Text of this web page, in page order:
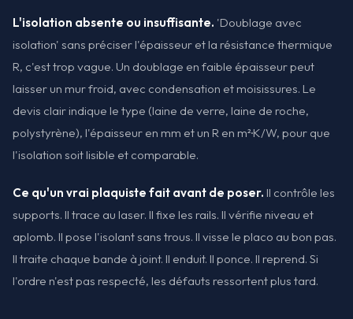
L'isolation absente ou insuffisante. 'Doublage avec
isolation' sans préciser l'épaisseur et la résistance thermique
R, c'est trop vague. Un doublage en faible épaisseur peut
laisser un mur froid, avec condensation et moisissures. Le
devis clair indique le type (laine de verre, laine de roche,
polystyrène), l'épaisseur en mm et un R en m²·K/W, pour que
l'isolation soit lisible et comparable.
Ce qu'un vrai plaquiste fait avant de poser. Il contrôle les
supports. Il trace au laser. Il fixe les rails. Il vérifie niveau et
aplomb. Il pose l'isolant sans trous. Il visse le placo au bon pas.
Il traite chaque bande à joint. Il enduit. Il ponce. Il reprend. Si
l'ordre n'est pas respecté, les défauts ressortent plus tard.